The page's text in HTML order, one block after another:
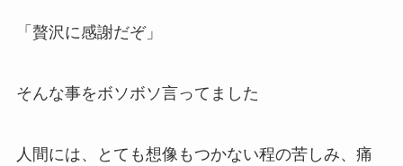
「贅沢に感謝だぞ」
そんな事をボソボソ言ってました
人間には、とても想像もつかない程の苦しみ、痛